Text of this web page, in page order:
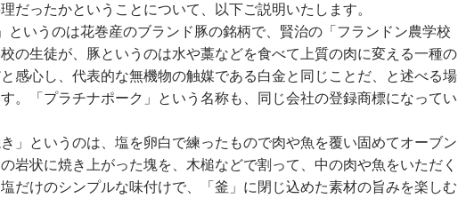
だったかということについて、以下ご説明いたします。
」というのは花巻産のブランド豚の銘柄で、賢治の「フランドン農学校
の生徒が、豚というのは水や藁などを食べて上質の肉に変える一種の
と感心し、代表的な無機物の触媒である白金と同じことだ、と述べる場
。「プラチナポーク」という名称も、同じ会社の登録商標になってい
」というのは、塩を卵白で練ったもので肉や魚を覆い固めてオーブン
岩状に焼き上がった塊を、木槌などで割って、中の肉や魚をいただく
だけのシンプルな味付けで、「釜」に閉じ込めた素材の旨みを楽しむ